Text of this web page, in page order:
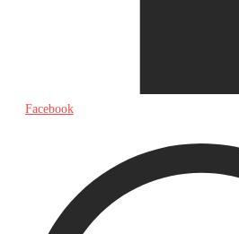
Facebook